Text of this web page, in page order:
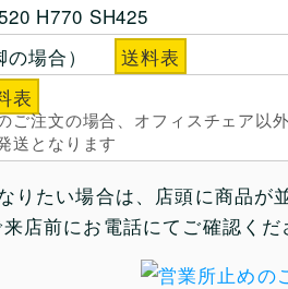
H770 SH425
場合）
送料表
表
ご注文の場合、オフィスチェア以
送となります
りたい場合は、店頭に商品が
店前にお電話にてご確認くだ